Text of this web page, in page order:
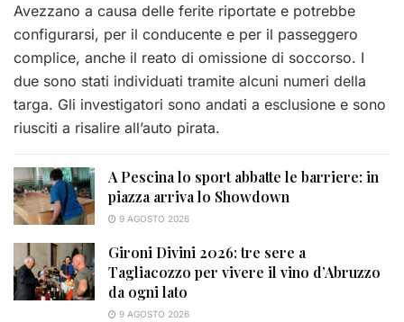
Avezzano a causa delle ferite riportate e potrebbe
configurarsi, per il conducente e per il passeggero
complice, anche il reato di omissione di soccorso. I
due sono stati individuati tramite alcuni numeri della
targa. Gli investigatori sono andati a esclusione e sono
riusciti a risalire all’auto pirata.
A Pescina lo sport abbatte le barriere: in
piazza arriva lo Showdown
9 AGOSTO 2026
Gironi Divini 2026: tre sere a
Tagliacozzo per vivere il vino d’Abruzzo
da ogni lato
9 AGOSTO 2026